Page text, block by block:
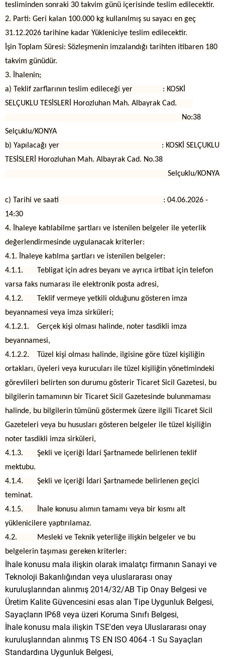
tesliminden sonraki 30 takvim günü içerisinde teslim edilecektir.
2. Parti: Geri kalan 100.000 kg kullanılmış su sayacı en geç
31.12.2026 tarihine kadar Yükleniciye teslim edilecektir.
İşin Toplam Süresi: Sözleşmenin imzalandığı tarihten itibaren 180
takvim günüdür.
3. İhalenin;
a) Teklif zarflarının teslim edileceği yer : KOSKİ
SELÇUKLU TESİSLERİ Horozluhan Mah. Albayrak Cad.
No:38
Selçuklu/KONYA
b) Yapılacağı yer : KOSKİ SELÇUKLU
TESİSLERİ Horozluhan Mah. Albayrak Cad. No.38
Selçuklu/KONYA
c) Tarihi ve saati : 04.06.2026 -
14:30
4. İhaleye katılabilme şartları ve istenilen belgeler ile yeterlik
değerlendirmesinde uygulanacak kriterler:
4.1. İhaleye katılma şartları ve istenilen belgeler:
4.1.1. Tebligat için adres beyanı ve ayrıca irtibat için telefon
varsa faks numarası ile elektronik posta adresi,
4.1.2. Teklif vermeye yetkili olduğunu gösteren imza
beyannamesi veya imza sirküleri;
4.1.2.1. Gerçek kişi olması halinde, noter tasdikli imza
beyannamesi,
4.1.2.2. Tüzel kişi olması halinde, ilgisine göre tüzel kişiliğin
ortakları, üyeleri veya kurucuları ile tüzel kişiliğin yönetimindeki
görevlileri belirten son durumu gösterir Ticaret Sicil Gazetesi, bu
bilgilerin tamamının bir Ticaret Sicil Gazetesinde bulunmaması
halinde, bu bilgilerin tümünü göstermek üzere ilgili Ticaret Sicil
Gazeteleri veya bu hususları gösteren belgeler ile tüzel kişiliğin
noter tasdikli imza sirküleri,
4.1.3. Şekli ve içeriği İdari Şartnamede belirlenen teklif
mektubu.
4.1.4. Şekli ve içeriği İdari Şartnamede belirlenen geçici
teminat.
4.1.5. İhale konusu alımın tamamı veya bir kısmı alt
yüklenicilere yaptırılamaz.
4.2. Mesleki ve Teknik yeterliğe ilişkin belgeler ve bu
belgelerin taşıması gereken kriterler:
İhale konusu mala ilişkin olarak imalatçı firmanın Sanayi ve
Teknoloji Bakanlığından veya uluslararası onay
kuruluşlarından alınmış 2014/32/AB Tip Onay Belgesi ve
Üretim Kalite Güvencesini esas alan Tipe Uygunluk Belgesi,
Sayaçların IP68 veya üzeri Koruma Sınıfı Belgesi,
İhale konusu mala ilişkin TSE'den veya Uluslararası onay
kuruluşlarından alınmış TS EN ISO 4064 -1 Su Sayaçları
Standardına Uygunluk Belgesi,